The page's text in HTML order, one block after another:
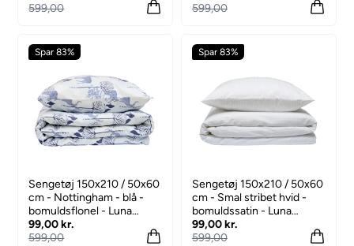
599,00
599,00
Spar 83%
Sengetøj 150x210 / 50x60
cm - Nottingham - blå -
bomuldsflonel - Luna
Denmark
99,00 kr.
599,00
Spar 83%
Sengetøj 150x210 / 50x60
cm - Smal stribet hvid -
bomuldssatin - Luna
Denmark
99,00 kr.
599,00